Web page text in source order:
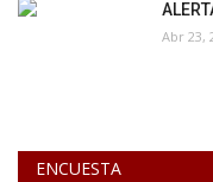
Abr 23,
ENCUESTA